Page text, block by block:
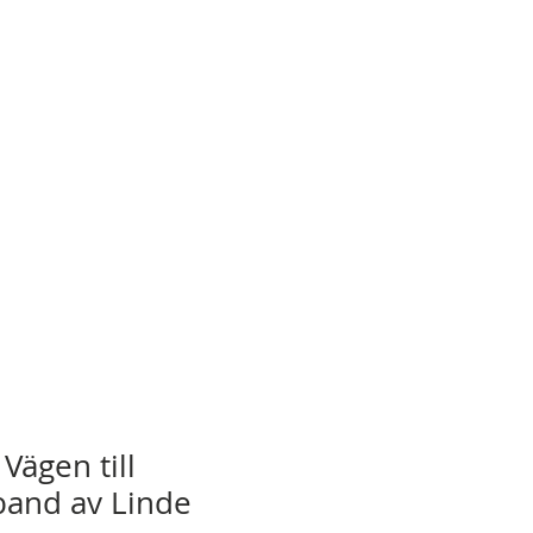
till
av Linde